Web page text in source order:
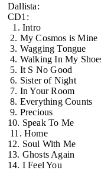
Dallista:
CD1:
1. Intro
2. My Cosmos is Mine
3. Wagging Tongue
4. Walking In My
5. It S No Good
6. Sister of Night
7. In Your Room
8. Everything Counts
9. Precious
10. Speak To Me
11. Home
12. Soul With Me
13. Ghosts Again
14. I Feel You